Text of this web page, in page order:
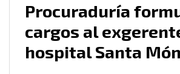
Procuraduría
cargos al
hospital Santa